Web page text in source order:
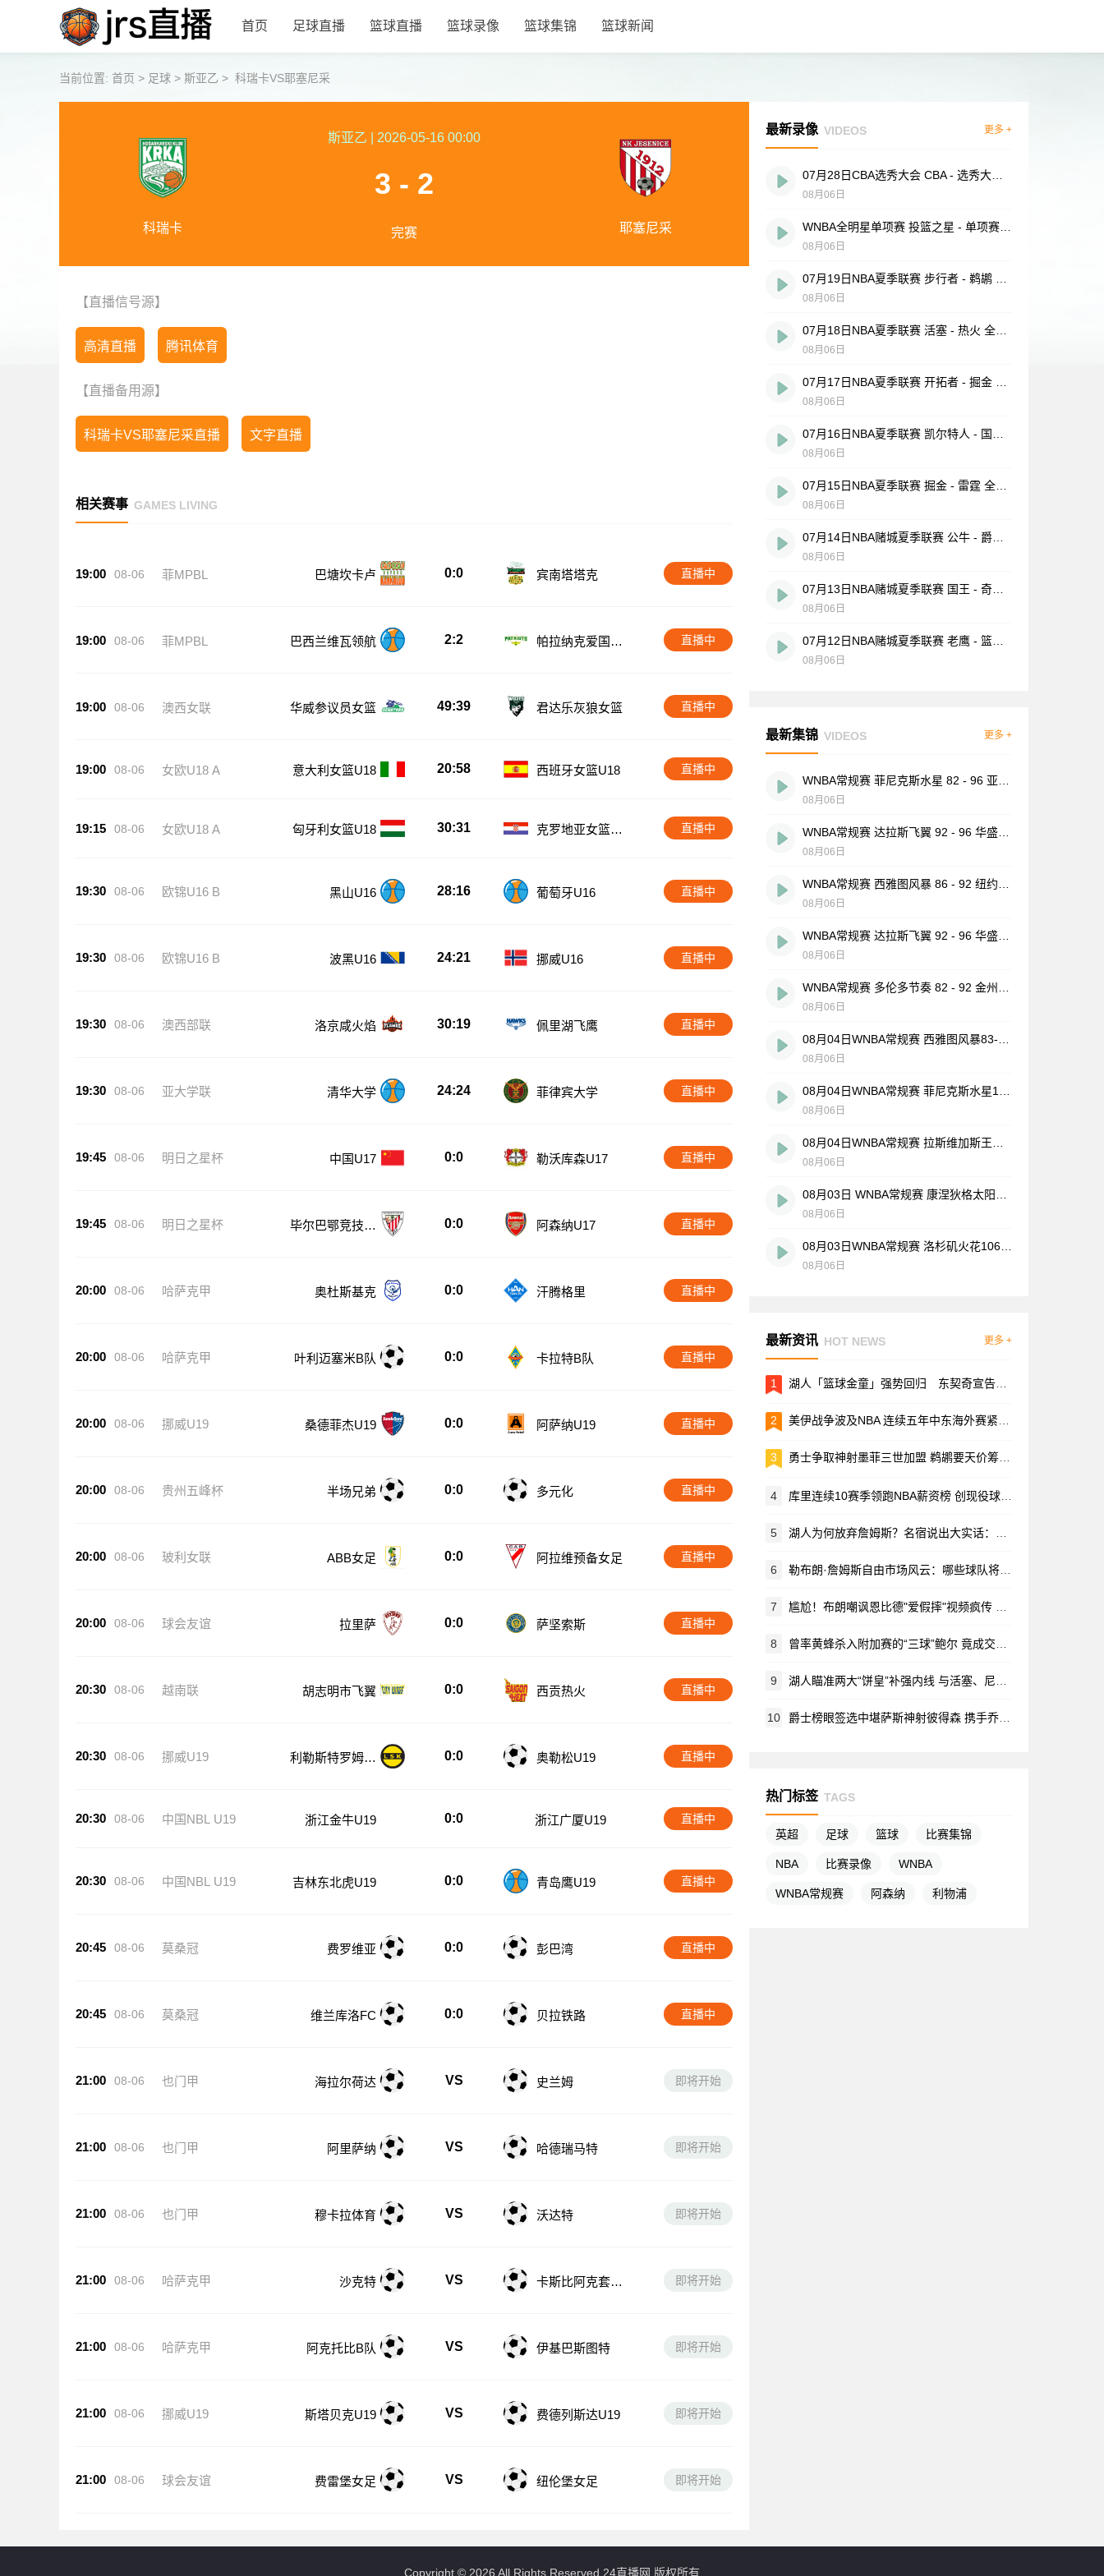
首页 足球直播 篮球直播 篮球录像 篮球集锦 篮球新闻
当前位置: 首页 > 足球 > 斯亚乙 > 科瑞卡VS耶塞尼采
科瑞卡
斯亚乙 2026-05-16 00:00
3 - 2
完赛 耶塞尼采
【直播信号源】
高清直播 腾讯体育
【直播备用源】
科瑞卡VS耶塞尼采直播 文字直播
相关赛事 GAMES LIVING
19:00 08-06 菲MPBL 巴塘坎卡卢 0:0 宾南塔塔克 直播中
19:00 08-06 菲MPBL 巴西兰维瓦领航 2:2
帕拉纳克爱国者
直播中
19:00 08-06 澳西女联 华威参议员女篮 49:39 君达乐灰狼女篮 直播中
19:00 08-06 女欧U18 A 意大利女篮U18 20:58 西班牙女篮U18 直播中
19:15 08-06 女欧U18 A 匈牙利女篮U18 30:31
克罗地亚女篮U1
直播中
19:30 08-06 欧锦U16 B 黑山U16 28:16 葡萄牙U16 直播中
19:30 08-06 欧锦U16 B 波黑U16 24:21 挪威U16 直播中
19:30 08-06 澳西部联 洛京咸火焰 30:19 佩里湖飞鹰 直播中
19:30 08-06 亚大学联 清华大学 24:24 菲律宾大学 直播中
19:45 08-06 明日之星杯 中国U17 0:0 勒沃库森U17 直播中
19:45 08-06 明日之星杯
毕尔巴鄂竞技U
0:0 阿森纳U17 直播中
20:00 08-06 哈萨克甲 奥杜斯基克 0:0 汗腾格里 直播中
20:00 08-06 哈萨克甲 叶利迈塞米B队 0:0 卡拉特B队 直播中
20:00 08-06 挪威U19 桑德菲杰U19 0:0 阿萨纳U19 直播中
20:00 08-06 贵州五峰杯 半场兄弟 0:0 多元化 直播中
20:00 08-06 玻利女联 ABB女足 0:0 阿拉维预备女足 直播中
20:00 08-06 球会友谊 拉里萨 0:0 萨坚索斯 直播中
20:30 08-06 越南联 胡志明市飞翼 0:0 西贡热火 直播中
20:30 08-06 挪威U19
利勒斯特罗姆U
0:0 奥勒松U19 直播中
20:30 08-06 中国NBL U19 浙江金牛U19 0:0 浙江广厦U19 直播中
20:30 08-06 中国NBL U19 吉林东北虎U19 0:0 青岛鹰U19 直播中
20:45 08-06 莫桑冠 费罗维亚 0:0 彭巴湾 直播中
20:45 08-06 莫桑冠 维兰库洛FC 0:0 贝拉铁路 直播中
21:00 08-06 也门甲 海拉尔荷达 VS 史兰姆 即将开始
21:00 08-06 也门甲 阿里萨纳 VS 哈德瑞马特 即将开始
也门甲 穆卡拉体育 VS 沃达特 即将开始
哈萨克甲 沙克特 VS
卡斯比阿克套B
队
即将开始
哈萨克甲 阿克托比B队 VS 伊基巴斯图特 即将开始
挪威U19 斯塔贝克U19 VS 费德列斯达U19 即将开始
球会友谊 费雷堡女足 VS 纽伦堡女足 即将开始
最新录像 VIDEOS 更多 +
08月06日
08月06日
08月06日
08月06日
08月06日
08月06日
08月06日
08月06日
08月06日
08月06日
最新集锦 VIDEOS 更多 +
08月06日
08月06日
08月06日
08月06日
08月06日
08月06日
08月06日
08月06日
08月06日
08月06日
最新资讯 HOT NEWS 更多 +
1 湖人「篮球金童」强势回归 东契奇宣告伤势100%复原
2 美伊战争波及NBA 连续五年中东海外赛紧急叫停
3 勇士争取神射墨菲三世加盟 鹈鹕要天价筹码谈判闹僵
4 库里连续10赛季领跑NBA薪资榜 创现役球员名人堂特展纪录
5 湖人为何放弃詹姆斯？名宿说出大实话：再拼一年还是止步次轮
6 勒布朗·詹姆斯自由市场风云：哪些球队将豪掷千金招揽传奇巨星？
7 尴尬！布朗嘲讽恩比德"爱假摔"视频疯传 网友调侃：两月后竟成队友
8 曾率黄蜂杀入附加赛的“三球”鲍尔 竟成交易筹码
9 湖人瞄准两大“饼皇”补强内线 与活塞、尼克斯争夺冠军中锋
10 爵士榜眼签选中堪萨斯神射彼得森 携手乔治打造未来黄金后场
热门标签 TAGS
英超 足球 篮球 比赛集锦
NBA 比赛录像 WNBA
WNBA常规赛 阿森纳 利物浦
Copyright © 2026 All Rights Reserved 24直播网 版权所有